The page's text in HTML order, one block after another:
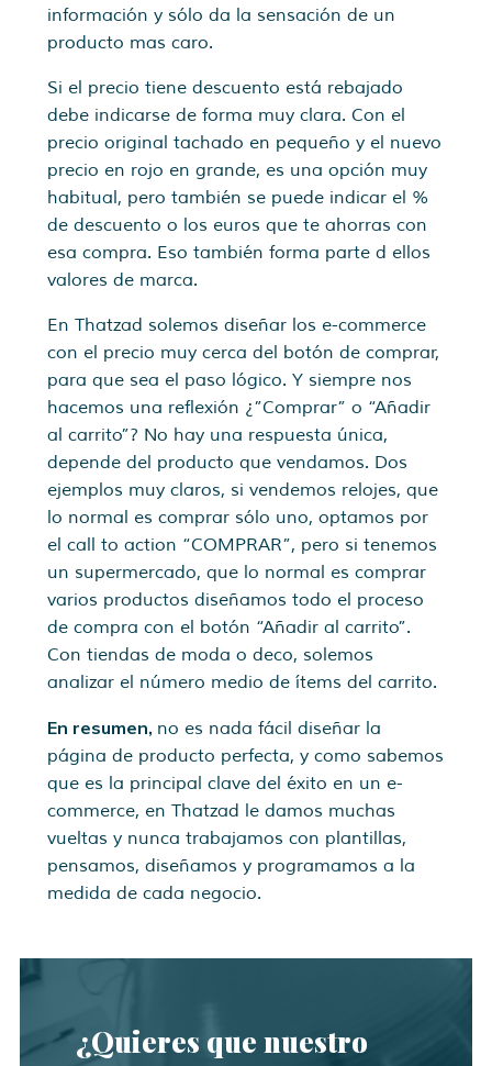
información y sólo da la sensación de un
producto mas caro.
Si el precio tiene descuento está rebajado
debe indicarse de forma muy clara. Con el
precio original tachado en pequeño y el nuevo
precio en rojo en grande, es una opción muy
habitual, pero también se puede indicar el %
de descuento o los euros que te ahorras con
esa compra. Eso también forma parte d ellos
valores de marca.
En Thatzad solemos diseñar los e-commerce
con el precio muy cerca del botón de comprar,
para que sea el paso lógico. Y siempre nos
hacemos una reflexión ¿”Comprar” o “Añadir
al carrito”? No hay una respuesta única,
depende del producto que vendamos. Dos
ejemplos muy claros, si vendemos relojes, que
lo normal es comprar sólo uno, optamos por
el call to action “COMPRAR”, pero si tenemos
un supermercado, que lo normal es comprar
varios productos diseñamos todo el proceso
de compra con el botón “Añadir al carrito”.
Con tiendas de moda o deco, solemos
analizar el número medio de ítems del carrito.
En resumen, no es nada fácil diseñar la
página de producto perfecta, y como sabemos
que es la principal clave del éxito en un e-
commerce, en Thatzad le damos muchas
vueltas y nunca trabajamos con plantillas,
pensamos, diseñamos y programamos a la
medida de cada negocio.
¿Quieres que nuestro